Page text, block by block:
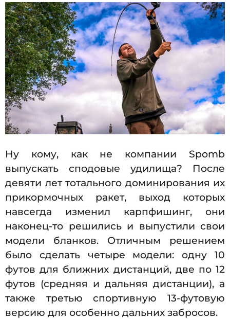
2
0
0
2
.
0
7
.
2
2
6
7
.
2
0
2
6
Ну кому, как не компании Spomb
выпускать сподовые удилища? После
девяти лет тотального доминирования их
прикормочных ракет, выход которых
навсегда изменил карпфишинг, они
наконец-то решились и выпустили свои
модели бланков. Отличным решением
было сделать четыре модели: одну 10
футов для ближних дистанций, две по 12
футов (средняя и дальняя дистанции), а
также третью спортивную 13-футовую
версию для особенно дальних забросов.